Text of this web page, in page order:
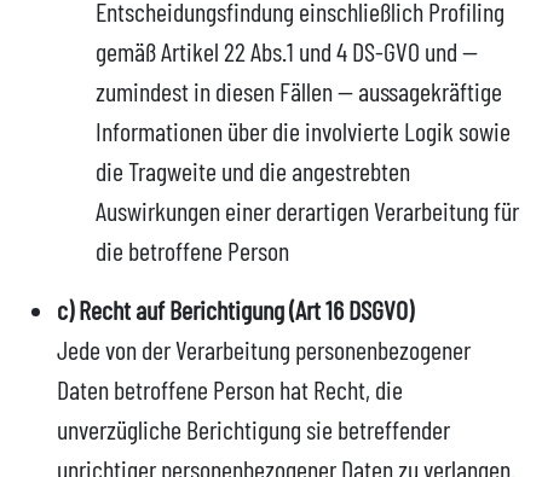
Entscheidungsfindung einschließlich Profiling
gemäß Artikel 22 Abs.1 und 4 DS-GVO und —
zumindest in diesen Fällen — aussagekräftige
Informationen über die involvierte Logik sowie
die Tragweite und die angestrebten
Auswirkungen einer derartigen Verarbeitung für
die betroffene Person
c) Recht auf Berichtigung (Art 16 DSGVO)
Jede von der Verarbeitung personenbezogener
Daten betroffene Person hat Recht, die
unverzügliche Berichtigung sie betreffender
unrichtiger personenbezogener Daten zu verlangen.